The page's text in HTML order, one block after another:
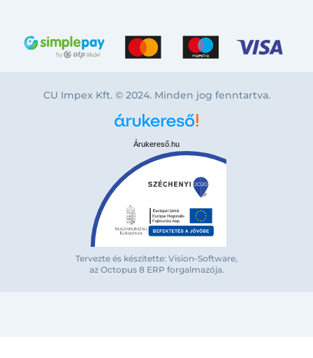
Bejelentkezés e-mail-címmel
CU Impex Kft. © 2024. Minden jog fenntartva.
Árukereső.hu
Tervezte és készítette: Vision-Software,
az Octopus 8 ERP forgalmazója.